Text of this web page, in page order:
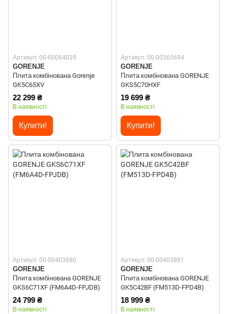
Артикул: 00-00064039
GORENJE
Плита комбінована Gorenje
GK5C65XV
22 299 ₴
В наявності
Купити!
Артикул: 00-00365694
GORENJE
Плита комбінована GORENJE
GKS5C70HXF
19 699 ₴
В наявності
Купити!
Артикул: 00-00403880
GORENJE
Плита комбінована GORENJE
GKS6C71XF (FM6A4D-FPJDB)
24 799 ₴
В наявності
Артикул: 00-00403881
GORENJE
Плита комбінована GORENJE
GK5C42BF (FM513D-FPD4B)
18 999 ₴
В наявності